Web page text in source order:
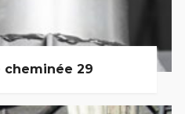
cheminée 29